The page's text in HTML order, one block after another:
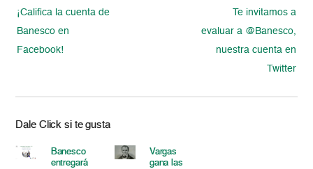
¡Califica la cuenta de
Banesco en
Facebook!
Te invitamos a
evaluar a @Banesco,
nuestra cuenta en
Twitter
Dale Click si te gusta
Banesco
entregará
Vargas
gana las